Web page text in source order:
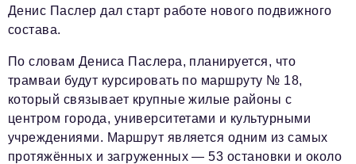
Денис Паслер дал старт работе нового подвижного
состава.
По словам Дениса Паслера, планируется, что
трамваи будут курсировать по маршруту № 18,
который связывает крупные жилые районы с
центром города, университетами и культурными
учреждениями. Маршрут является одним из самых
протяжённых и загруженных — 53 остановки и около